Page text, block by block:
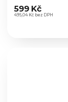
hodnocení
produktu
495,04 Kč bez DPH
599 Kč